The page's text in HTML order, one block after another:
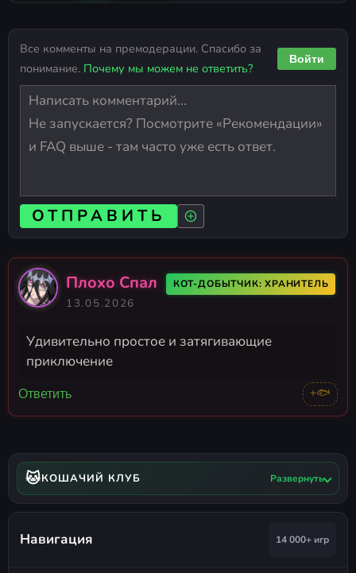
Все комменты на премодерации. Спасибо за
понимание. Почему мы можем не ответить?
Войти
ОТПРАВИТЬ
Плохо Спал КОТ-ДОБЫТЧИК: ХРАНИТЕЛЬ
13.05.2026
Удивительно простое и затягивающие
приключение
Ответить +🐟
🐱КОШАЧИЙ КЛУБ Развернуть
Навигация 14 000+ игр